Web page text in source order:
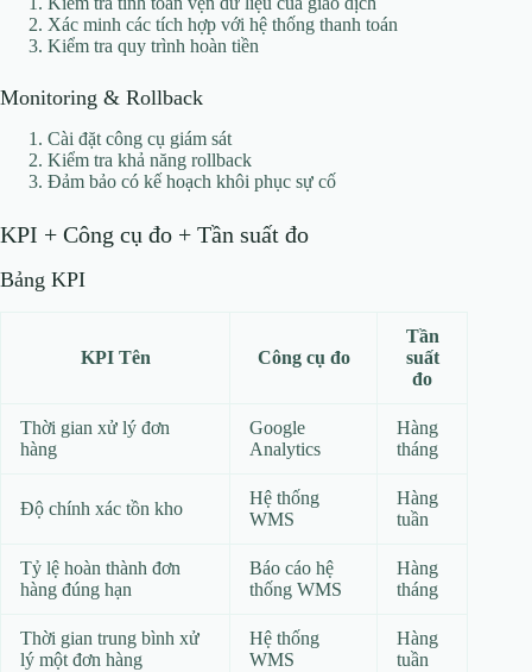
Xác minh các tích hợp với hệ thống thanh toán
Kiểm tra quy trình hoàn tiền
Monitoring & Rollback
Cài đặt công cụ giám sát
Kiểm tra khả năng rollback
Đảm bảo có kế hoạch khôi phục sự cố
KPI + Công cụ đo + Tần suất đo
Bảng KPI
KPI Tên Công cụ đo
Tần
suất
đo
Thời gian xử lý đơn
hàng
Google
Analytics
Hàng
tháng
Độ chính xác tồn kho
Hệ thống
WMS
Hàng
tuần
Tỷ lệ hoàn thành đơn
hàng đúng hạn
Báo cáo hệ
thống WMS
Hàng
tháng
Thời gian trung bình xử
lý một đơn hàng
Hệ thống
WMS
Hàng
tuần